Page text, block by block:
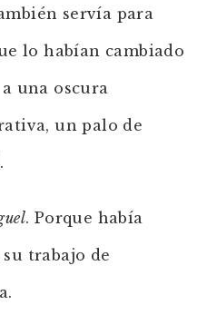
servía para
lo habían cambiado
una oscura
un palo de
. Porque había
trabajo de